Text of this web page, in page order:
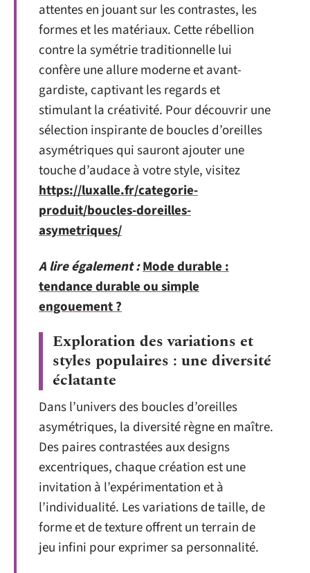
attentes en jouant sur les contrastes, les
formes et les matériaux. Cette rébellion
contre la symétrie traditionnelle lui
confère une allure moderne et avant-
gardiste, captivant les regards et
stimulant la créativité. Pour découvrir une
sélection inspirante de boucles d’oreilles
asymétriques qui sauront ajouter une
touche d’audace à votre style, visitez
https://luxalle.fr/categorie-
produit/boucles-doreilles-
asymetriques/
A lire également :Mode durable :
tendance durable ou simple
engouement ?
Exploration des variations et
styles populaires : une diversité
éclatante
Dans l’univers des boucles d’oreilles
asymétriques, la diversité règne en maître.
Des paires contrastées aux designs
excentriques, chaque création est une
invitation à l’expérimentation et à
l’individualité. Les variations de taille, de
forme et de texture offrent un terrain de
jeu infini pour exprimer sa personnalité.